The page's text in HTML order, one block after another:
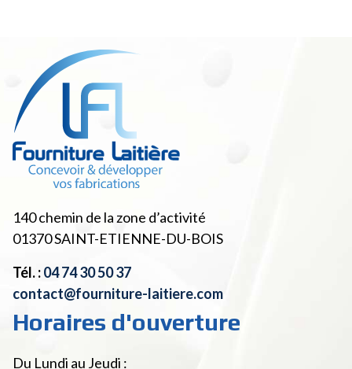
140 chemin de la zone d’activité
01370SAINT-ETIENNE-DU-BOIS
Tél. :04 74 30 50 37
contact@fourniture-laitiere.com
Horaires d'ouverture
Du Lundi au Jeudi :